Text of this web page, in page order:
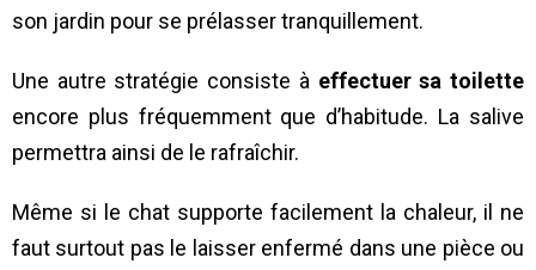
son jardin pour se prélasser tranquillement.
Une autre stratégie consiste à effectuer sa toilette
encore plus fréquemment que d’habitude. La salive
permettra ainsi de le rafraîchir.
Même si le chat supporte facilement la chaleur, il ne
faut surtout pas le laisser enfermé dans une pièce ou